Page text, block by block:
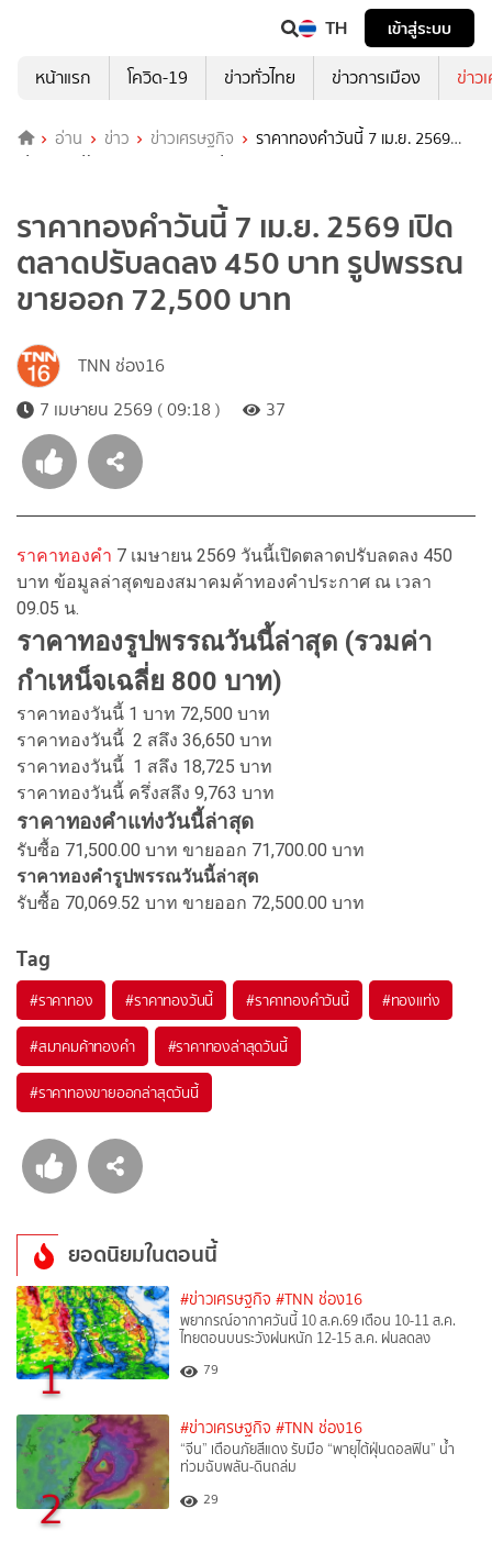
TH
เข้าสู่ระบบ
หน้าแรก
โควิด-19 ข่าวทั่วไทย ข่าวการเมือง ข่าว
อ่าน ข่าว ข่าวเศรษฐกิจ
ราคาทองคำวันนี้ 7 เม.ย. 2569
เปิดตลาดปรับลดลง 450 บาท รูปพรรณขายออก 72,500 บาท
ราคาทองคำวันนี้ 7 เม.ย. 2569 เปิด
ตลาดปรับลดลง 450 บาท รูปพรรณ
ขายออก 72,500 บาท
TNN ช่อง16
7 เมษายน 2569 ( 09:18 )
37
ราคาทองคำ 7 เมษายน 2569 วันนี้เปิดตลาดปรับลดลง 450
บาท ข้อมูลล่าสุดของสมาคมค้าทองคำประกาศ ณ เวลา
09.05 น.
ราคาทองรูปพรรณวันนี้ล่าสุด (รวมค่า
กำเหน็จเฉลี่ย 800 บาท)
ราคาทองวันนี้ 1 บาท 72,500 บาท
ราคาทองวันนี้ 2 สลึง 36,650 บาท
ราคาทองวันนี้ 1 สลึง 18,725 บาท
ราคาทองวันนี้ ครึ่งสลึง 9,763 บาท
ราคาทองคำแท่งวันนี้ล่าสุด
รับซื้อ 71,500.00 บาท ขายออก 71,700.00 บาท
ราคาทองคำรูปพรรณวันนี้ล่าสุด
รับซื้อ 70,069.52 บาท ขายออก 72,500.00 บาท
Tag
#ราคาทอง #ราคาทองวันนี้ #ราคาทองคำวันนี้ #ทองแท่ง
#สมาคมค้าทองคำ #ราคาทองล่าสุดวันนี้
#ราคาทองขายออกล่าสุดวันนี้
ยอดนิยมในตอนนี้
1
#ข่าวเศรษฐกิจ #TNN ช่อง16
พยากรณ์อากาศวันนี้ 10 ส.ค.69 เตือน 10-11 ส.ค.
ไทยตอนบนระวังฝนหนัก 12-15 ส.ค. ฝนลดลง
79
2
#ข่าวเศรษฐกิจ #TNN ช่อง16
“จีน” เตือนภัยสีแดง รับมือ “พายุไต้ฝุ่นดอลฟิน” น้ำ
ท่วมฉับพลัน-ดินถล่ม
29